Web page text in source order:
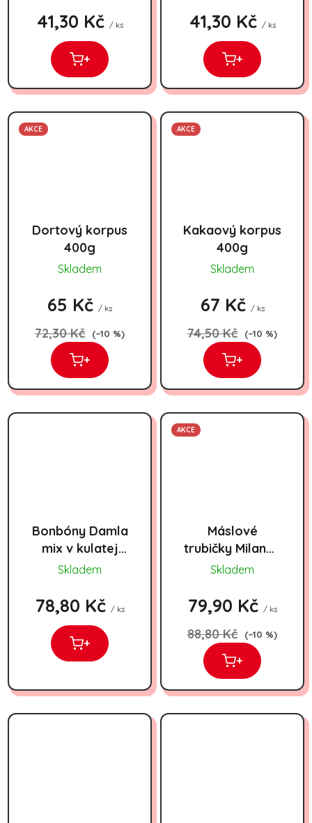
41,30 Kč / ks
+
41,30 Kč / ks
+
AKCE
Dortový korpus
400g
Skladem
65 Kč / ks
72,30 Kč (–10 %)
+
AKCE
Kakaový korpus
400g
Skladem
67 Kč / ks
74,50 Kč (–10 %)
+
Bonbóny Damla
mix v kulatej
dóze 500g
Skladem
78,80 Kč / ks
+
AKCE
Máslové
trubičky Milanea
350g
Skladem
79,90 Kč / ks
88,80 Kč (–10 %)
+